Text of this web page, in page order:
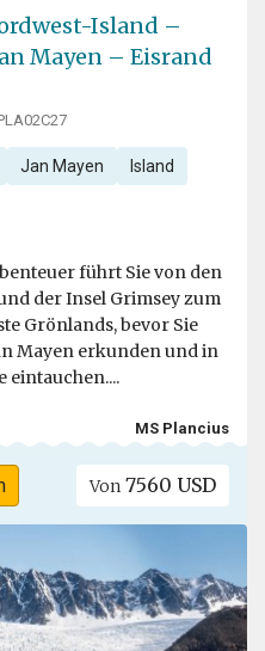
Island –
Mayen – Eisrand
Jan Mayen Island
führt Sie von den
der Insel Grimsey zum
Grönlands, bevor Sie
Mayen erkunden und in
eintauchen....
MS Plancius
Von 7560 USD